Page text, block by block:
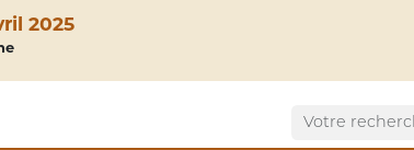
2025